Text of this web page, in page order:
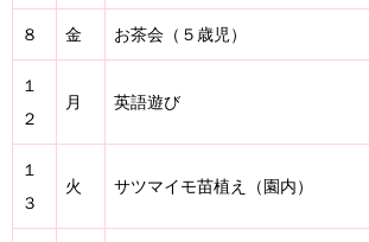
８ 金 お茶会（５歳児）
１
２
月 英語遊び
１
３
火 サツマイモ苗植え（園内）